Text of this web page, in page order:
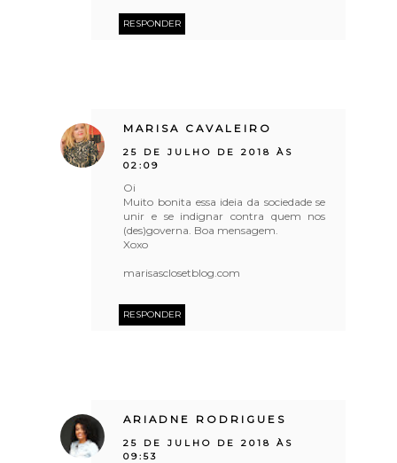
RESPONDER
MARISA CAVALEIRO
25 DE JULHO DE 2018 ÀS
02:09
Oi
Muito bonita essa ideia da sociedade se
unir e se indignar contra quem nos
(des)governa. Boa mensagem.
Xoxo
marisasclosetblog.com
RESPONDER
ARIADNE RODRIGUES
25 DE JULHO DE 2018 ÀS
09:53